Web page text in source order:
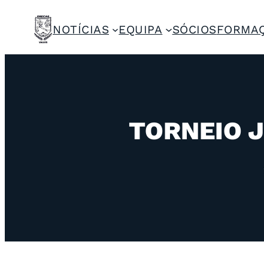
NOTÍCIAS EQUIPA SÓCIOS
TORNEIO